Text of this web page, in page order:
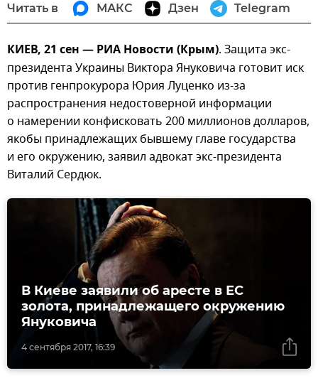
Читать в МАКС Дзен Telegram
КИЕВ, 21 сен — РИА Новости (Крым). Защита экс-
президента Украины Виктора Януковича готовит иск
против генпрокурора Юрия Луценко из-за
распространения недостоверной информации
о намерении конфисковать 200 миллионов долларов,
якобы принадлежащих бывшему главе государства
и его окружению, заявил адвокат экс-президента
Виталий Сердюк.
4 сентября 2017, 16:39
В Киеве заявили об аресте в ЕС
золота, принадлежащего окружению
Януковича